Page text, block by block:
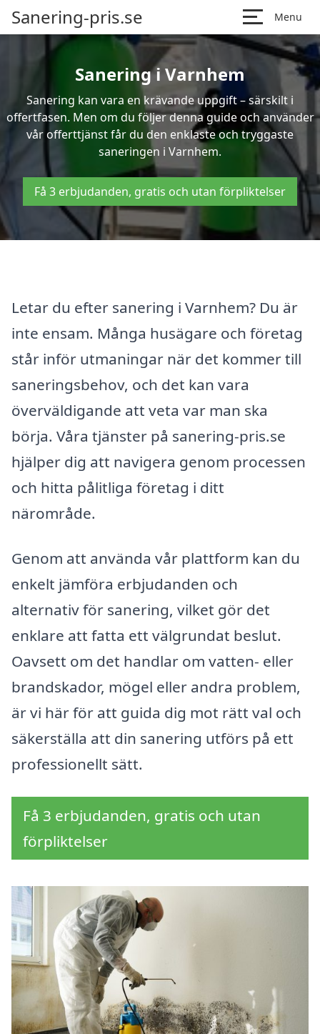
Sanering-pris.se Menu
Sanering i Varnhem
Sanering kan vara en krävande uppgift – särskilt i
offertfasen. Men om du följer denna guide och använder
vår offerttjänst får du den enklaste och tryggaste
saneringen i Varnhem.
Få 3 erbjudanden, gratis och utan förpliktelser
Letar du efter sanering i Varnhem? Du är
inte ensam. Många husägare och företag
står inför utmaningar när det kommer till
saneringsbehov, och det kan vara
överväldigande att veta var man ska
börja. Våra tjänster på sanering-pris.se
hjälper dig att navigera genom processen
och hitta pålitliga företag i ditt
närområde.
Genom att använda vår plattform kan du
enkelt jämföra erbjudanden och
alternativ för sanering, vilket gör det
enklare att fatta ett välgrundat beslut.
Oavsett om det handlar om vatten- eller
brandskador, mögel eller andra problem,
är vi här för att guida dig mot rätt val och
säkerställa att din sanering utförs på ett
professionellt sätt.
Få 3 erbjudanden, gratis och utan
förpliktelser